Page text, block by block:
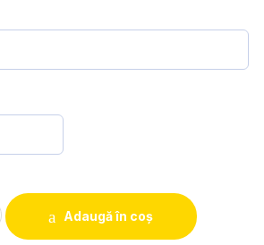
mele" quantity
Adaugă în coș